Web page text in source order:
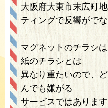
大阪府大東市末広町
ティングで反響がで
マグネットのチラシ
紙のチラシとは
異なり重たいので、
んでも嫌がる
サービスではあります